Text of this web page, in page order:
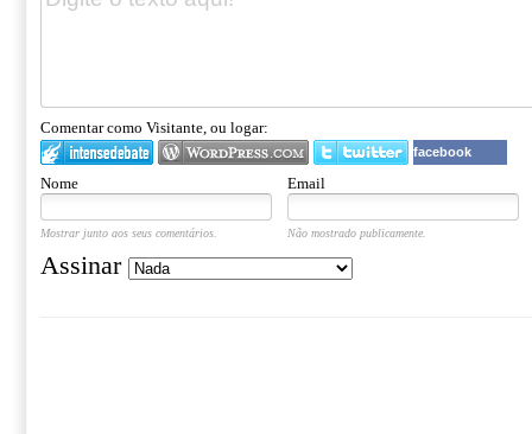
Comentar como Visitante, ou logar:
facebook
Nome Email
Mostrar junto aos seus comentários. Não mostrado publicamente.
Assinar